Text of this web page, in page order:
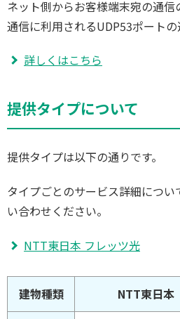
ネット側からお客様端末宛の通
通信に利用されるUDP53ポートの
詳しくはこちら
提供タイプについて
提供タイプは以下の通りです。
タイプごとのサービス詳細につ
い合わせください。
NTT東日本 フレッツ光
建物種類 NTT東日